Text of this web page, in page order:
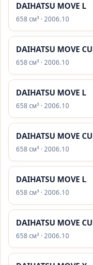
DAIHATSU MOVE L
658 см³ · 2006.10
DAIHATSU MOVE
658 см³ · 2006.10
DAIHATSU MOVE L
658 см³ · 2006.10
DAIHATSU MOVE
658 см³ · 2006.10
DAIHATSU MOVE L
658 см³ · 2006.10
DAIHATSU MOVE
658 см³ · 2006.10